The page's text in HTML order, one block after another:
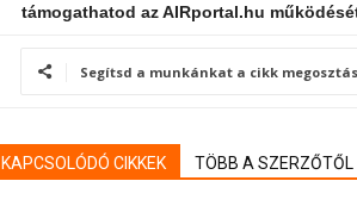
támogathatod az AIRportal.hu
Segítsd a munkánkat a cikk
KAPCSOLÓDÓ CIKKEK TÖBB A SZERZŐTŐL